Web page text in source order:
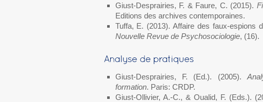
Giust-Desprairies, F. & Faure, C. (2015).
Editions des archives contemporaines.
Tuffa, E. (2013). Affaire des faux-espions
Nouvelle Revue de Psychosociologie, (16).
Giust-Desprairies, F. (Ed.). (2005).
formation. Paris: CRDP.
Giust-Ollivier, A.-C., & Oualid, F. (Eds.).